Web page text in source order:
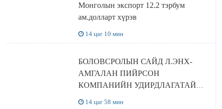
Монголын экспорт 12.2 тэрбум
ам.долларт хүрэв
14 цаг 10 мин
БОЛОВСРОЛЫН САЙД Л.ЭНХ-
АМГАЛАН ПИЙРСОН
КОМПАНИЙН УДИРДЛАГАТАЙ
14 цаг 58 мин